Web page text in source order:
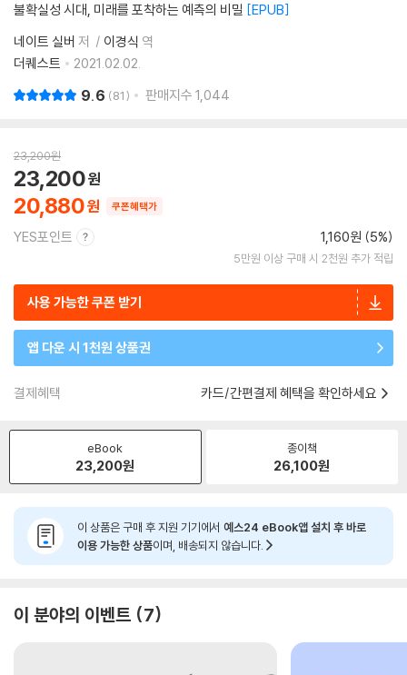
불확실성 시대, 미래를 포착하는 예측의 비밀 EPUB
네이트 실버 저 이경식 역
더퀘스트
2021.02.02.
9.6 81 판매지수 1,044
23,200원
20,880
23,200
쿠폰혜택가
YES포인트 1,160원 (5%)
5만원 이상 구매 시 2천원 추가 적립
사용 가능한 쿠폰 받기
앱 다운 시 1천원 상품권
결제혜택 카드/간편결제 혜택을 확인하세요
eBook
23,200원
종이책
26,100원
이 상품은 구매 후 지원 기기에서 예스24 eBook앱 설치 후 바로
이용 가능한 상품이며, 배송되지 않습니다.
이 분야의 이벤트 7